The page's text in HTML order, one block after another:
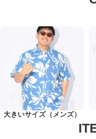
大きいサイズ（メンズ）